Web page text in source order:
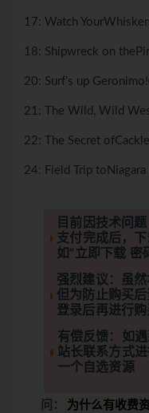
17: Watch
18: Shipwreck on
20: Surf’s up
21: The Wild, Wild
22: The Secret
24: Field Trip
目前因技术问
支付完成后，
如“立即下载 密
强烈建议：虽
但为防止购买
登录后再进行
有偿反馈：如
站长联系方式
一个自选资源
问：
为什么有收费资